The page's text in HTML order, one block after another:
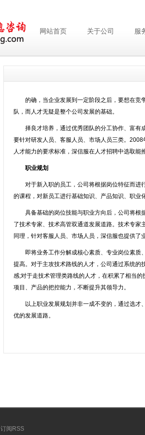
网站首页 关于公司 服
的确，当企业发展到一定阶段之后，要想在竞
队，而人才无疑是整个公司发展的基础。
择良才培养，通过优秀团队的分工协作、富有
要针对研发人员、客服人员、市场人员三类。
人才能力的要求标准，深信服在人才招聘中选取能
职业规划
对于新入职的员工，公司将根据岗位特征而进
的课程，对新员工进行基础知识、产品知识、职业
具备基础的岗位技能与职业方向后，公司将根
了技术专家、技术高管双通道发展道路。技术专
同理，针对客服人员、市场人员，深信服也提供了
即将业务工作分解成核心素质、专业岗位素质
提高。对于主攻技术路线的人才，公司通过系统
感;对于走技术管理类路线的人才，在积累了相当
项目、产品的把控能力，不断提升其领导力。
以上职业发展规划并非一成不变的，通过选才
优的发展道路。
订阅RSS